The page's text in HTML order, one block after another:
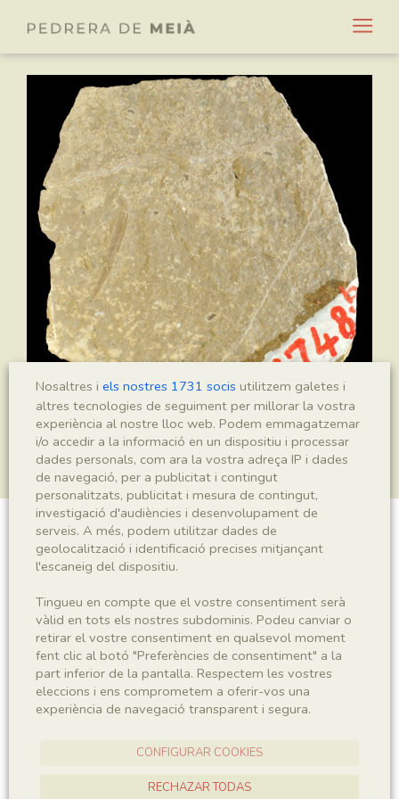
Plantae indet.
Sigla
MNHN 17748b
Taxonomia
Nosaltres i els nostres 1731 socis utilitzem galetes i
altres tecnologies de seguiment per millorar la vostra
experiència al nostre lloc web. Podem emmagatzemar
i/o accedir a la informació en un dispositiu i processar
dades personals, com ara la vostra adreça IP i dades
de navegació, per a publicitat i contingut
personalitzats, publicitat i mesura de contingut,
investigació d'audiències i desenvolupament de
serveis. A més, podem utilitzar dades de
geolocalització i identificació precises mitjançant
l'escaneig del dispositiu.
Tingueu en compte que el vostre consentiment serà
vàlid en tots els nostres subdominis. Podeu canviar o
retirar el vostre consentiment en qualsevol moment
fent clic al botó "Preferències de consentiment" a la
part inferior de la pantalla. Respectem les vostres
eleccions i ens comprometem a oferir-vos una
experiència de navegació transparent i segura.
CONFIGURAR COOKIES
RECHAZAR TODAS